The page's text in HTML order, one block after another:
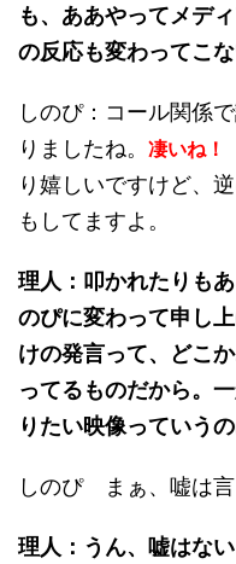
も、ああやってメデ
の反応も変わってこな
しのぴ：コール関係
りましたね。 凄いね！
り嬉しいですけど、
もしてますよ。
理人：叩かれたりも
のぴに変わって申し
けの発言って、どこ
ってるものだから。
りたい映像っていうの
しのぴ まぁ、嘘は言
理人：うん、嘘はな